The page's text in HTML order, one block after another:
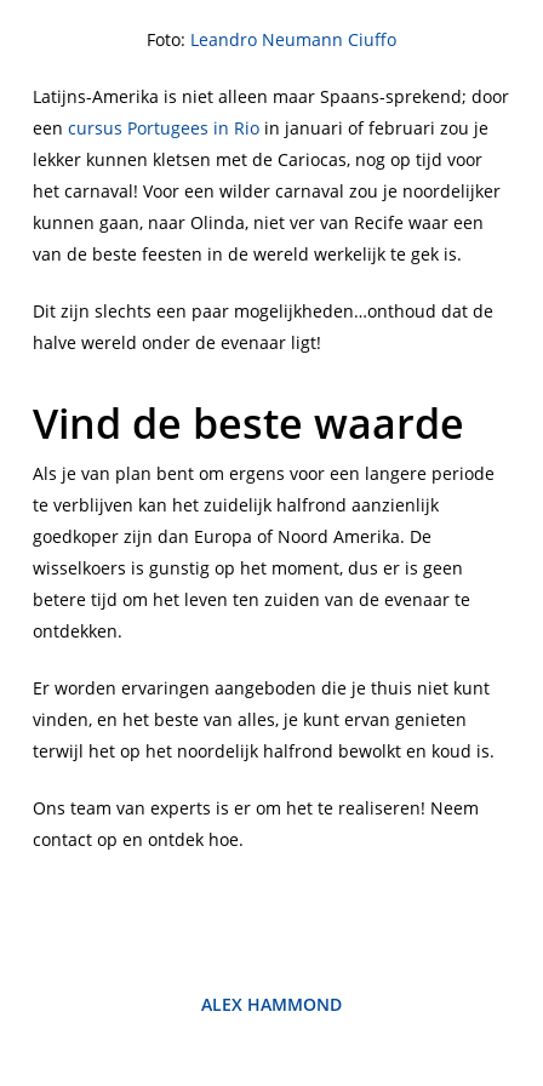
Foto: Leandro Neumann Ciuffo
Latijns-Amerika is niet alleen maar Spaans-sprekend; door
een cursus Portugees in Rioin januari of februari zou je
lekker kunnen kletsen met de Cariocas, nog op tijd voor
het carnaval! Voor een wilder carnaval zou je noordelijker
kunnen gaan, naar Olinda, niet ver van Recife waar een
van de beste feesten in de wereld werkelijk te gek is.
Dit zijn slechts een paar mogelijkheden…onthoud dat de
halve wereld onder de evenaar ligt!
Vind de beste waarde
Als je van plan bent om ergens voor een langere periode
te verblijven kan het zuidelijk halfrond aanzienlijk
goedkoper zijn dan Europa of Noord Amerika. De
wisselkoers is gunstig op het moment, dus er is geen
betere tijd om het leven ten zuiden van de evenaar te
ontdekken.
Er worden ervaringen aangeboden die je thuis niet kunt
vinden, en het beste van alles, je kunt ervan genieten
terwijl het op het noordelijk halfrond bewolkt en koud is.
Ons team van experts is er om het te realiseren! Neem
contact op en ontdek hoe.
ALEX HAMMOND